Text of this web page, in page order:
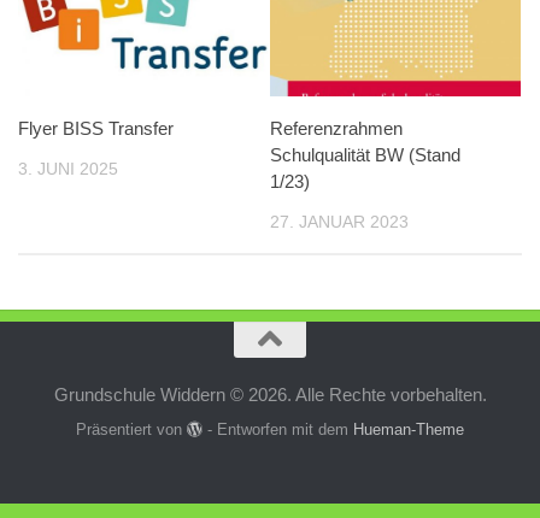
Flyer BISS Transfer
3. JUNI 2025
Referenzrahmen
Schulqualität BW (Stand
1/23)
27. JANUAR 2023
Grundschule Widdern © 2026. Alle Rechte vorbehalten.
Präsentiert von - Entworfen mit dem Hueman-Theme